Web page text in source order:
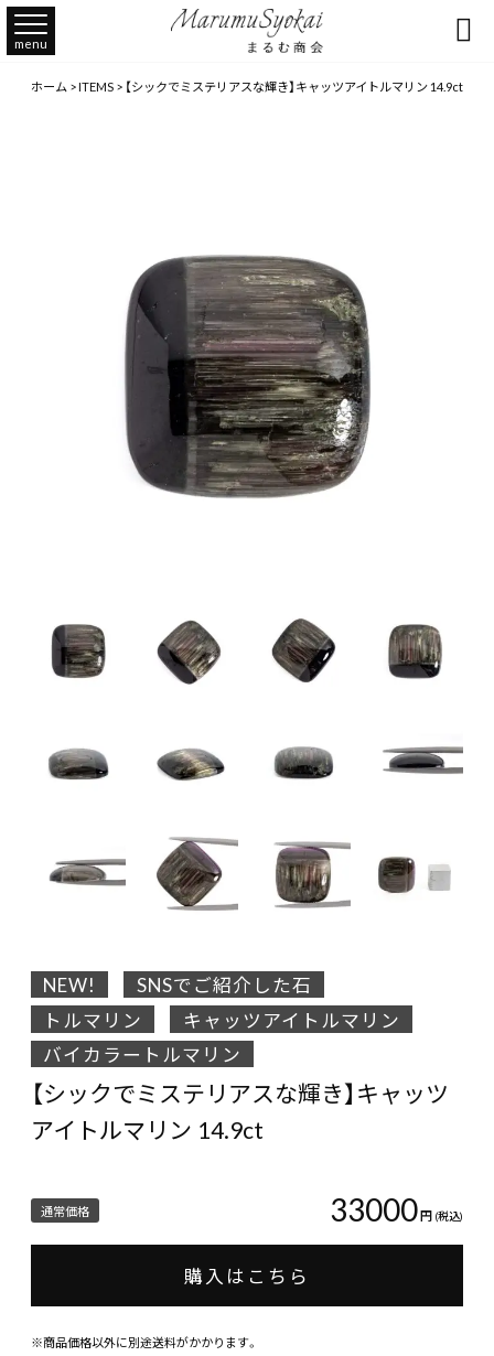
menu 
ホーム>ITEMS> 【シックでミステリアスな輝き】キャッツアイトルマリン 14.9ct
NEW!
SNSでご紹介した石
トルマリン
キャッツアイトルマリン
バイカラートルマリン
【シックでミステリアスな輝き】キャッツ
アイトルマリン 14.9ct
通常価格 33000円 (税込)
購入はこちら
※商品価格以外に別途送料がかかります。